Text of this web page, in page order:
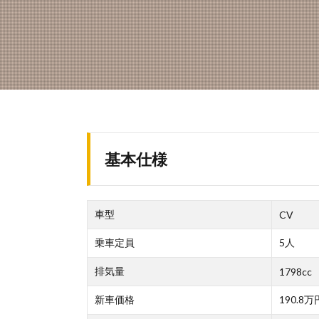
基本仕様
車型 CV
乗車定員 5人
排気量 1798cc
新車価格 190.8万